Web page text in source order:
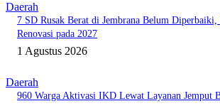
Daerah
7 SD Rusak Berat di Jembrana Belum
Renovasi pada 2027
1 Agustus 2026
Daerah
960 Warga Aktivasi IKD Lewat Layanan Jemput